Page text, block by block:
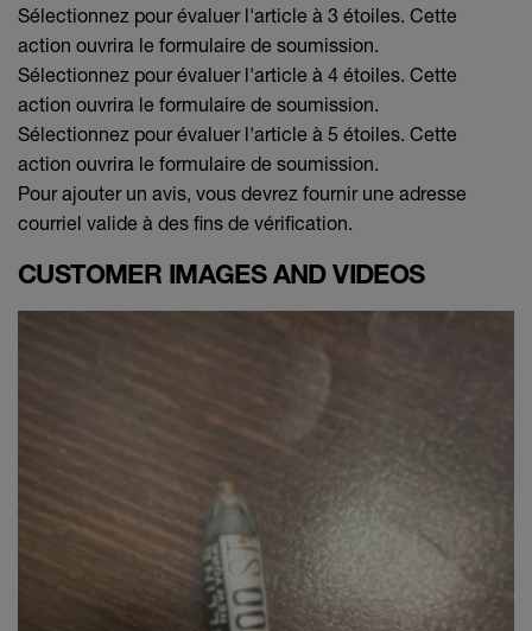
Sélectionnez pour évaluer l'article à 3 étoiles. Cette
action ouvrira le formulaire de soumission.
Sélectionnez pour évaluer l'article à 4 étoiles. Cette
action ouvrira le formulaire de soumission.
Sélectionnez pour évaluer l'article à 5 étoiles. Cette
action ouvrira le formulaire de soumission.
Pour ajouter un avis, vous devrez fournir une adresse
courriel valide à des fins de vérification.
CUSTOMER IMAGES AND VIDEOS